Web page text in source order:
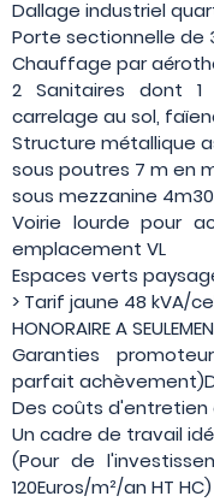
Dallage industriel
Porte sectionnelle de
Chauffage par
2 Sanitaires dont 1
carrelage au sol,
Structure métallique
sous poutres 7 m en
sous mezzanine 4m30
Voirie lourde pour
emplacement VL
Espaces verts
> Tarif jaune 48 kVA/
HONORAIRE A
Garanties
parfait
Des coûts
Un cadre de travail
(Pour de
120Euros/m²/an HT HC)